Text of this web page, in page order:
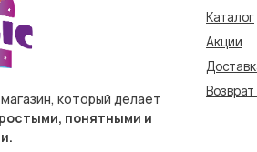
который делает
понятными и
Акции
Каталог